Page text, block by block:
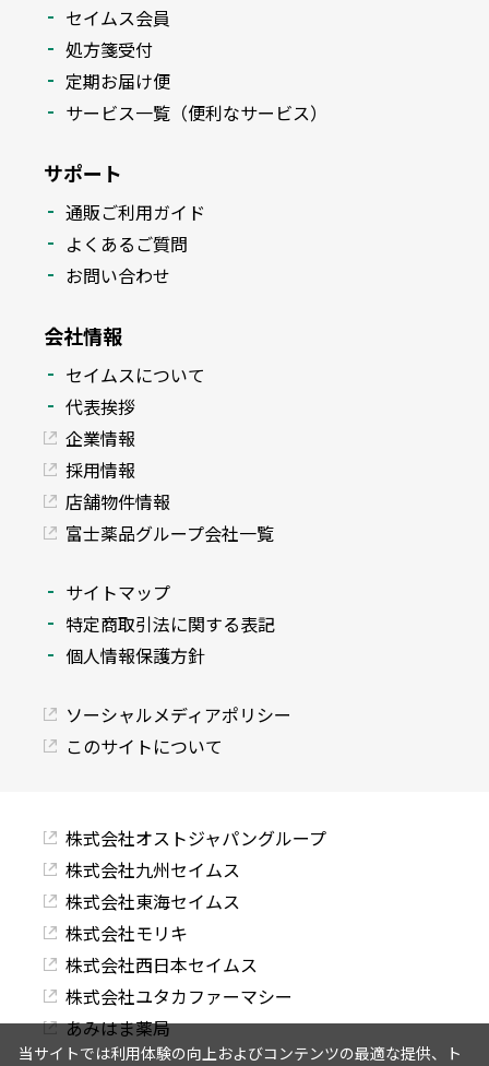
セイムス会員
処方箋受付
定期お届け便
サービス一覧（便利なサービス）
サポート
通販ご利用ガイド
よくあるご質問
お問い合わせ
会社情報
セイムスについて
代表挨拶
企業情報
採用情報
店舗物件情報
富士薬品グループ会社一覧
サイトマップ
特定商取引法に関する表記
個人情報保護方針
ソーシャルメディアポリシー
このサイトについて
株式会社オストジャパングループ
株式会社九州セイムス
株式会社東海セイムス
株式会社モリキ
株式会社西日本セイムス
株式会社ユタカファーマシー
あみはま薬局
当サイトでは利用体験の向上およびコンテンツの最適な提供、ト